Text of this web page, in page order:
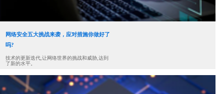
网络安全五大挑战来袭，应对措施你做好了
吗?
技术的更新迭代,让网络世界的挑战和威胁,达到
了新的水平。